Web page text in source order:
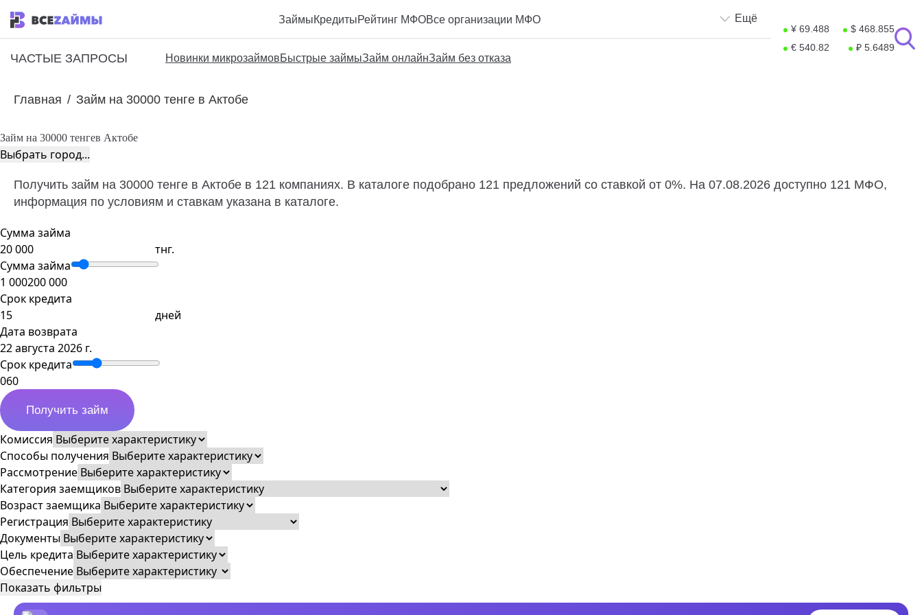
ЗаймыКредитыРейтинг МФОВсе организации МФО Ещё
ЧАСТЫЕ ЗАПРОСЫ Новинки микрозаймовБыстрые займыЗайм онлайнЗайм без отказа
¥ 69.488
$ 468.855
€ 540.82
₽ 5.6489
Главная / Займ на 30000 тенге в Актобе
Займ на 30000 тенгев Актобе
Выбрать город...
Получить займ на 30000 тенге в Актобе в 121 компаниях. В каталоге подобрано 121 предложений со ставкой от 0%. На 07.08.2026 доступно 121 МФО,
информация по условиям и ставкам указана в каталоге.
Сумма займа
тнг.
Сумма займа
1 000200 000
Срок кредита
дней
Дата возврата
22 августа 2026 г.
Срок кредита
060
Получить займ
Комиссия
Способы получения
Рассмотрение
Категория заемщиков
Возраст заемщика
Регистрация
Документы
Цель кредита
Обеспечение
Показать фильтры